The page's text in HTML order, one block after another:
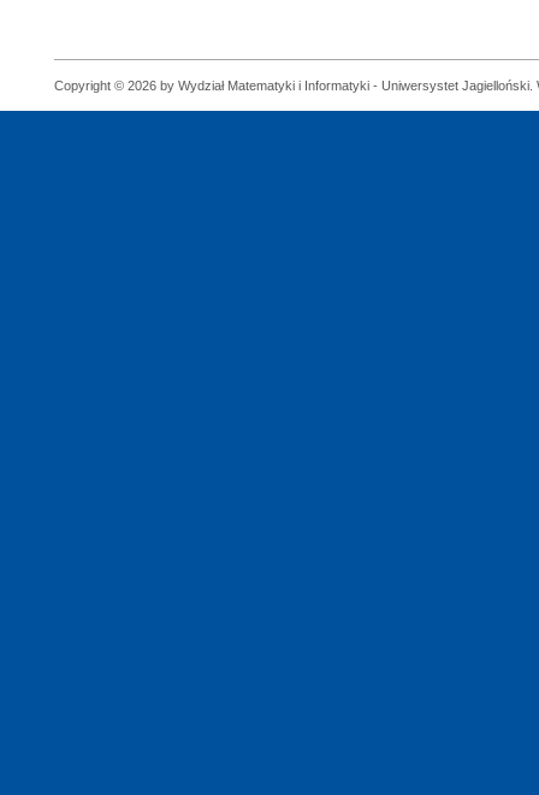
Copyright © 2026 by Wydział Matematyki i Informatyki - Uniwersystet